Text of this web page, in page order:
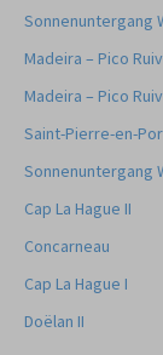
Sonnenuntergang
Madeira – Pico
Madeira – Pico
Saint-Pierre-en-
Sonnenuntergang
Cap La Hague II
Concarneau
Cap La Hague I
Doëlan II